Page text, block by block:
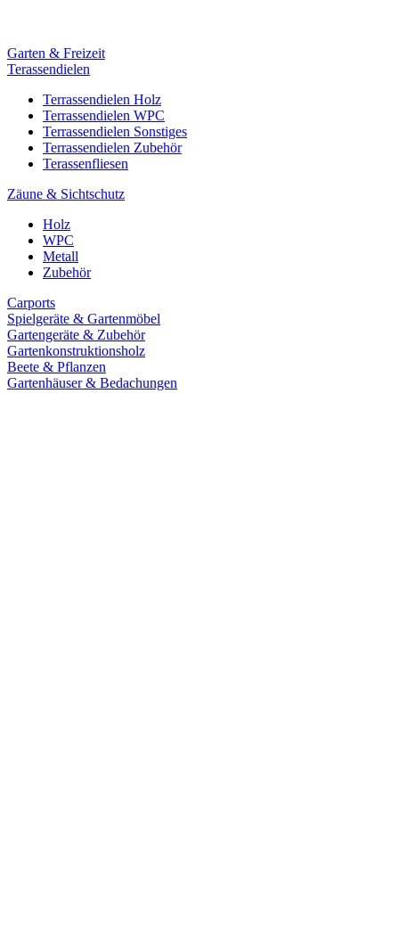
Garten & Freizeit
Terassendielen
Terrassendielen Holz
Terrassendielen WPC
Terrassendielen Sonstiges
Terrassendielen Zubehör
Terassenfliesen
Zäune & Sichtschutz
Holz
WPC
Metall
Zubehör
Carports
Spielgeräte & Gartenmöbel
Gartengeräte & Zubehör
Gartenkonstruktionsholz
Beete & Pflanzen
Gartenhäuser & Bedachungen